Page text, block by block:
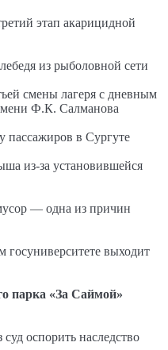
этап акарицидной
из рыболовной сети
смены лагеря с дневным
Ф.К. Салманова
пассажиров в Сургуте
из-за установившейся
— одна из причин
выходит
парка «За Саймой»
оспорить наследство